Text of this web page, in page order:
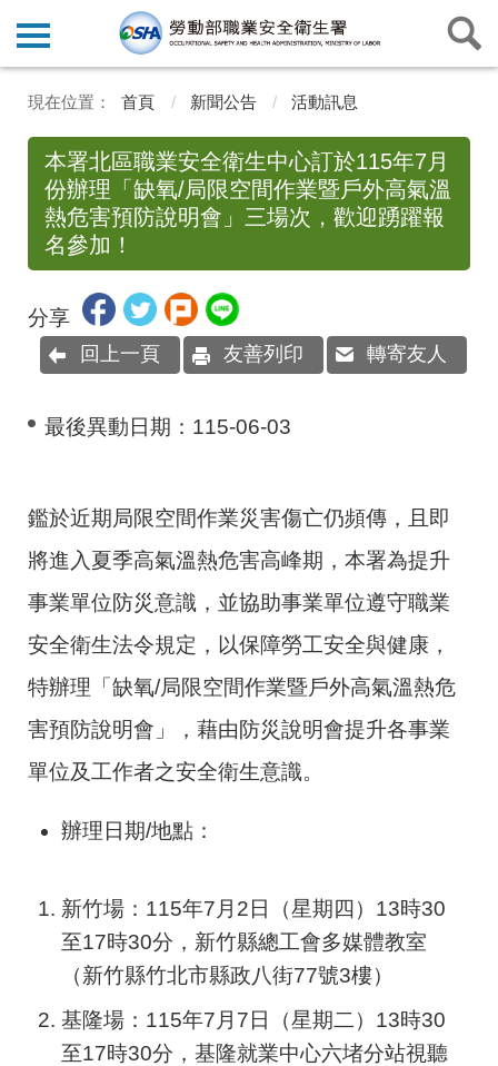
首頁 新聞公告 活動訊息
本署北區職業安全衛生中心訂於115年7月
份辦理「缺氧/局限空間作業暨戶外高氣溫
熱危害預防說明會」三場次，歡迎踴躍報
名參加！
分享
回上一頁 友善列印 轉寄友人
最後異動日期： 115-06-03
鑑於近期局限空間作業災害傷亡仍頻傳，且即
將進入夏季高氣溫熱危害高峰期，本署為提升
事業單位防災意識，並協助事業單位遵守職業
安全衛生法令規定，以保障勞工安全與健康，
特辦理「缺氧/局限空間作業暨戶外高氣溫熱危
害預防說明會」，藉由防災說明會提升各事業
單位及工作者之安全衛生意識。
辦理日期/地點：
新竹場：115年7月2日（星期四）13時30
至17時30分，新竹縣總工會多媒體教室
（新竹縣竹北市縣政八街77號3樓）
基隆場：115年7月7日（星期二）13時30
至17時30分，基隆就業中心六堵分站視聽